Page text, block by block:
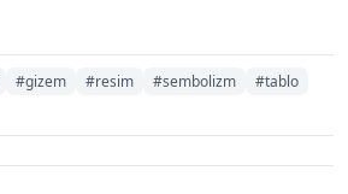
#gizem #resim #sembolizm
#tablo